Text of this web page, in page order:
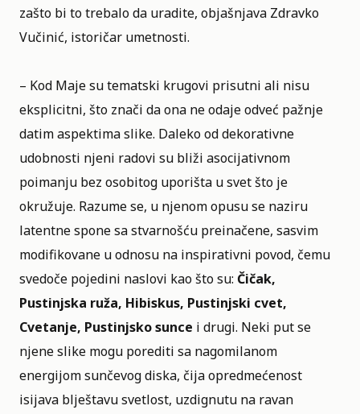
zašto bi to trebalo da uradite, objašnjava Zdravko
Vučinić, istoričar umetnosti.
– Kod Maje su tematski krugovi prisutni ali nisu
eksplicitni, što znači da ona ne odaje odveć pažnje
datim aspektima slike. Daleko od dekorativne
udobnosti njeni radovi su bliži asocijativnom
poimanju bez osobitog uporišta u svet što je
okružuje. Razume se, u njenom opusu se naziru
latentne spone sa stvarnošću preinačene, sasvim
modifikovane u odnosu na inspirativni povod, čemu
svedoče pojedini naslovi kao što su: Čičak,
Pustinjska ruža, Hibiskus, Pustinjski cvet,
Cvetanje, Pustinjsko sunce i drugi. Neki put se
njene slike mogu porediti sa nagomilanom
energijom sunčevog diska, čija opredmećenost
isijava blještavu svetlost, uzdignutu na ravan